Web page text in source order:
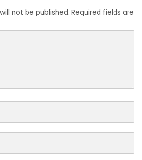
not be published. Required fields are